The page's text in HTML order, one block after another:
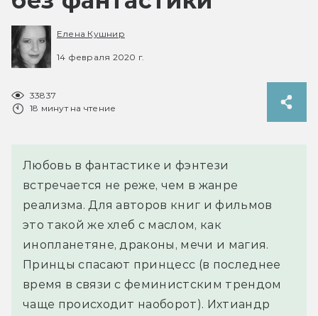
Елена Кушнир
14 февраля 2020 г.
33837
18 минут на чтение
Любовь в фантастике и фэнтези
встречается не реже, чем в жанре
реализма. Для авторов книг и фильмов
это такой же хлеб с маслом, как
инопланетяне, драконы, мечи и магия.
Принцы спасают принцесс (в последнее
время в связи с феминистским трендом
чаще происходит наоборот). Ихтиандр